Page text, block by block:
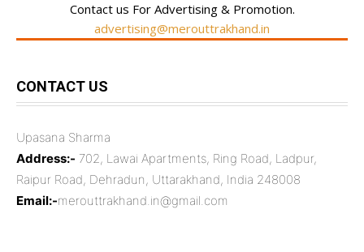
Contact us For Advertising & Promotion.
advertising@merouttrakhand.in
CONTACT US
Upasana Sharma
Address:- 702, Lawai Apartments, Ring Road, Ladpur,
Raipur Road, Dehradun, Uttarakhand, India 248008
Email:-merouttrakhand.in@gmail.com